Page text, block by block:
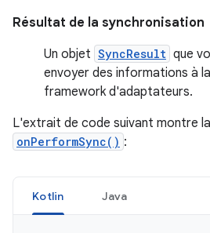
Résultat de la synchronisation
Un objet SyncResult que
envoyer des informations à
framework d'adaptateurs.
L'extrait de code suivant montre
onPerformSync() :
Kotlin Java